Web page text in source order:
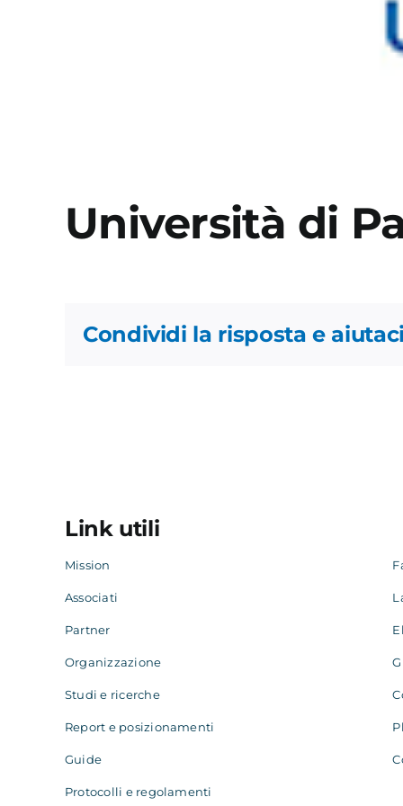
Università di
Condividi la risposta e
Link utili
Mission
Associati
Partner
Organizzazione
Studi e ricerche
Report e posizionamenti
Guide
Protocolli e regolamenti